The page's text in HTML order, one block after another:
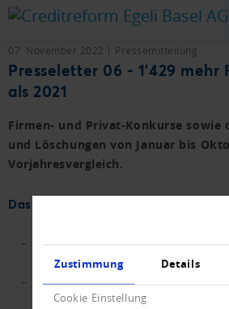
Zustimmung Details
Cookie Einstellung
07. November 2022 Pressemitteilung
Presseletter 06 - 1'429 mehr
als 2021
Firmen- und Privat-Konkurse sowie
und Löschungen von Januar bis
Vorjahresvergleich.
Das Wichtigste in Kürze.
Firmeninsolvenzen in den
über dem Vorjahr.
Kaum Unterschiede bei den
gegenüber vor der Pandemie.